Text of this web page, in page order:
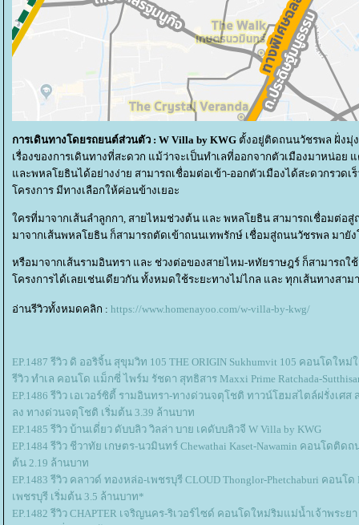
การเดินทางโดยรถยนต์ส่วนตัว : W Villa by KWG ตั้งอยู่ติดถนนวัชรพล ฝั่งมุ่
เรื่องของการเดินทางที่สะดวก แม้ว่าจะเป็นทำเลที่ออกจากตัวเมืองมาหน่อย
ละพหลโยธินได้อย่างง่าย สามารถเชื่อมต่อเข้า-ออกตัวเมืองได้สะดวกรวดเ
ครงการ มีทางเลือกให้ค่อนข้างเยอะ
ครที่มาจากเส้นลำลูกกา, สายไหมช่วงต้น และ พหลโยธิน สามารถเชื่อมต่อ
มาจากเส้นพหลโยธิน ก็สามารถตัดเข้าถนนเทพรักษ์ เชื่อมสู่ถนนวัชรพล มายัง
หรือมาจากเส้นรามอินทรา และ ช่วงต่อของสายไหม-หทัยราษฎร์ ก็สามารถ
ครงการได้เลยเช่นเดียวกัน ทั้งหมดใช้ระยะทางไม่ไกล และ ทุกเส้นทางสา
อ่านรีวิวทั้งหมดคลิก : https://www.homenayoo.com/w-villa-by-kwg/
EP.1487 รีวิว ดิ ออริจิ้น สุขุมวิท 105 THE ORIGIN Sukhumvit 105 คอนโดใหม่
รีวิว ทำเล คอนโด แม็กซี่ ไพร์ม รัชดา สุทธิสาร Maxxi Prime Ratchada-
EP.1486 รีวิว เอเวอร์ซิตี้ รามอินทรา-ทางด่วนจตุโชติ ทาวน์โฮมสไตล์ฝรั่งเศ
ลง ทางด่วนจตุโชติ เริ่มต้น 3.39 ล้านบาท
EP.1485 รีวิว บ้านเดี่ยว ดับบลิว วิลล่า บาย เคดับบลิวจี W Villa by KWG
EP.1484 รีวิว ชีวาทัย เกษตร-นวมินทร์ Chewathai Kaset-Nawamin คอนโดติ
ต้น 2.19 ล้านบาท
EP.1483 รีวิว คลาวด์ ทองหล่อ-เพชรบุรี CLOUD Thonglor-Phetchaburi คอนโ
เพชรบุรี เริ่มต้น 3.5 ล้านบาท*
EP.1482 รีวิว CHAPTER เจริญนคร-ริเวอร์ไซด์ คอนโดใหม่ริมแม่น้ำเจ้าพระย